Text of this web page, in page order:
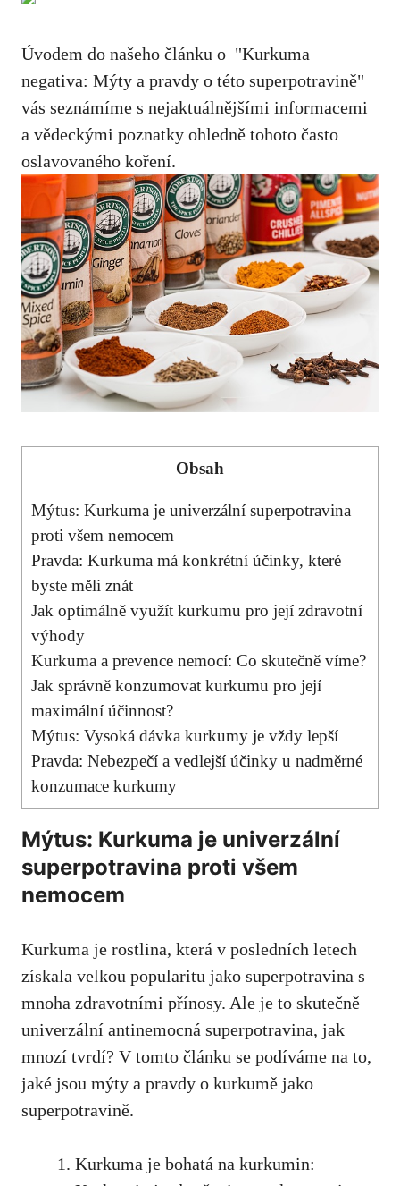
Úvodem ⁣do našeho ‍článku o ‌ "Kurkuma​
negativa: Mýty a pravdy o této superpotravině"
vás seznámíme s nejaktuálnějšími informacemi
a vědeckými poznatky ohledně tohoto často
⁣oslavovaného ‍koření.
Obsah
Mýtus: Kurkuma je univerzální superpotravina
proti všem nemocem
Pravda: Kurkuma⁣ má konkrétní účinky, které​
byste ‍měli znát
Jak optimálně využít kurkumu pro její zdravotní
výhody
Kurkuma a prevence nemocí: Co skutečně víme?
Jak správně konzumovat kurkumu pro její
maximální účinnost?
Mýtus: Vysoká⁤ dávka ⁣kurkumy je vždy lepší
Pravda: Nebezpečí a vedlejší účinky u nadměrné
konzumace kurkumy
Mýtus: Kurkuma je univerzální
superpotravina proti všem
nemocem
Kurkuma je⁢ rostlina, která v posledních‌ letech
získala velkou popularitu jako superpotravina‍ s ​
mnoha zdravotními přínosy. ⁢Ale ​je to ⁣skutečně
univerzální antinemocná superpotravina, jak
mnozí tvrdí? V tomto článku⁣ se podíváme na to,‌
jaké jsou mýty a pravdy o kurkumě⁣ jako
superpotravině.
Kurkuma⁤ je bohatá na kurkumin: